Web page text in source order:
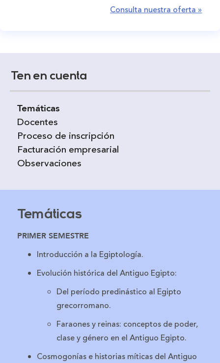
Consulta nuestra oferta »
Ten en cuenta
Temáticas
Docentes
Proceso de inscripción
Facturación empresarial
Observaciones
Temáticas
PRIMER SEMESTRE
Introducción a la Egiptología.
Evolución histórica del Antiguo Egipto:
Del período predinástico al Egipto
grecorromano.
Faraones y reinas: conceptos de poder,
clase y género en el Antiguo Egipto.
Cosmogonías e historias míticas del Antiguo